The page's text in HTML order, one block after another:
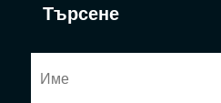
Търсене